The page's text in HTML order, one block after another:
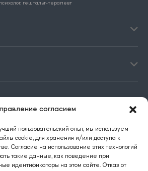
согласием
пользовательский опыт, мы используем
cookie, для хранения и/или доступа к
Согласие на использование этих технологий
такие данные, как поведение при
идентификаторы на этом сайте. Отказ от
гештальт-терапевт